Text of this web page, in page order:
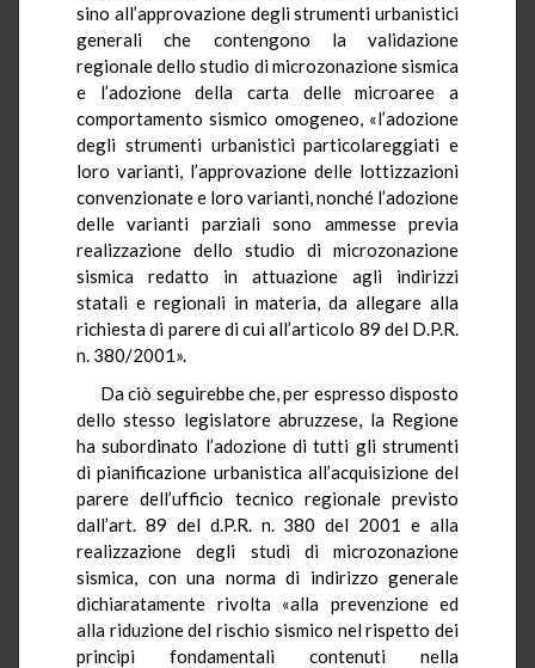
sino all’approvazione degli strumenti urbanistici
generali che contengono la validazione
regionale dello studio di microzonazione sismica
e l’adozione della carta delle microaree a
comportamento sismico omogeneo, «l’adozione
degli strumenti urbanistici particolareggiati e
loro varianti, l’approvazione delle lottizzazioni
convenzionate e loro varianti, nonché l’adozione
delle varianti parziali sono ammesse previa
realizzazione dello studio di microzonazione
sismica redatto in attuazione agli indirizzi
statali e regionali in materia, da allegare alla
richiesta di parere di cui all’articolo 89 del D.P.R.
n. 380/2001».
Da ciò seguirebbe che, per espresso disposto
dello stesso legislatore abruzzese, la Regione
ha subordinato l’adozione di tutti gli strumenti
di pianificazione urbanistica all’acquisizione del
parere dell’ufficio tecnico regionale previsto
dall’art. 89 del d.P.R. n. 380 del 2001 e alla
realizzazione degli studi di microzonazione
sismica, con una norma di indirizzo generale
dichiaratamente rivolta «alla prevenzione ed
alla riduzione del rischio sismico nel rispetto dei
principi fondamentali contenuti nella